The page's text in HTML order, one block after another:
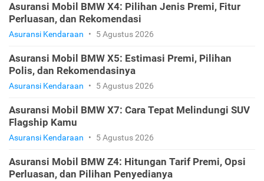
Asuransi Mobil BMW X4: Pilihan Jenis Premi, Fitur
Perluasan, dan Rekomendasi
Asuransi Kendaraan • 5 Agustus 2026
Asuransi Mobil BMW X5: Estimasi Premi, Pilihan
Polis, dan Rekomendasinya
Asuransi Kendaraan • 5 Agustus 2026
Asuransi Mobil BMW X7: Cara Tepat Melindungi SUV
Flagship Kamu
Asuransi Kendaraan • 5 Agustus 2026
Asuransi Mobil BMW Z4: Hitungan Tarif Premi, Opsi
Perluasan, dan Pilihan Penyedianya